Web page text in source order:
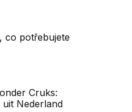
co potřebujete
Cruks:
uit Nederland